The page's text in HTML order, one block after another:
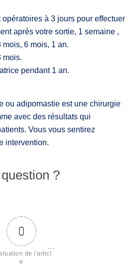
à 3 jours pour effectuer
après votre sortie, 1 semaine ,
mois, 6 mois, 1 an.
mois.
pendant 1 an.
ou adipomastie est une chirurgie
avec des résultats qui
Vous vous sentirez
intervention.
?
0
de l'articl
e